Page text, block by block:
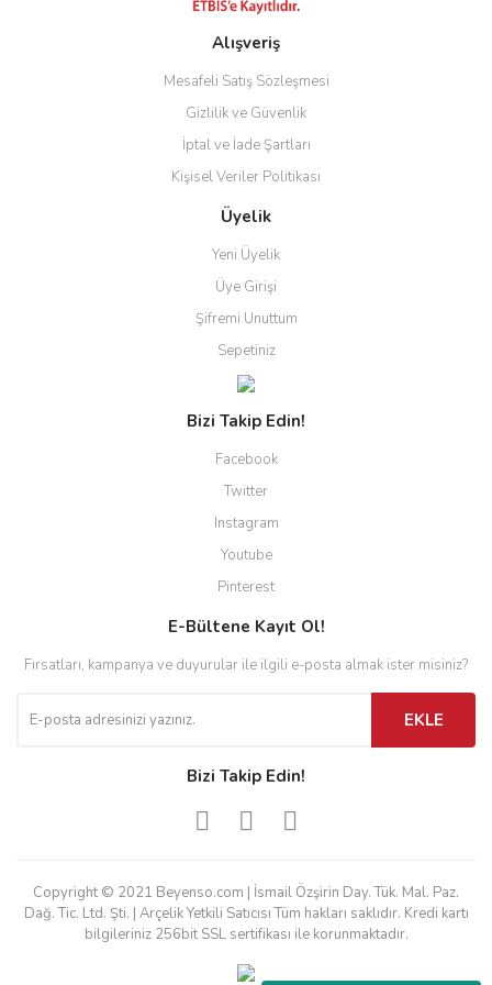
Gönder
Alışveriş
Mesafeli Satış Sözleşmesi
Gizlilik ve Güvenlik
İptal ve İade Şartları
Kişisel Veriler Politikası
Üyelik
Yeni Üyelik
Üye Girişi
Şifremi Unuttum
Sepetiniz
Bizi Takip Edin!
Facebook
Twitter
Instagram
Youtube
Pinterest
E-Bültene Kayıt Ol!
Fırsatları, kampanya ve duyurular ile ilgili e-posta almak ister misiniz?
EKLE
Bizi Takip Edin!
Copyright © 2021 Beyenso.com | İsmail Özşirin Day. Tük. Mal. Paz.
Dağ. Tic. Ltd. Şti. | Arçelik Yetkili Satıcısı Tüm hakları saklıdır. Kredi kartı
bilgileriniz 256bit SSL sertifikası ile korunmaktadır.